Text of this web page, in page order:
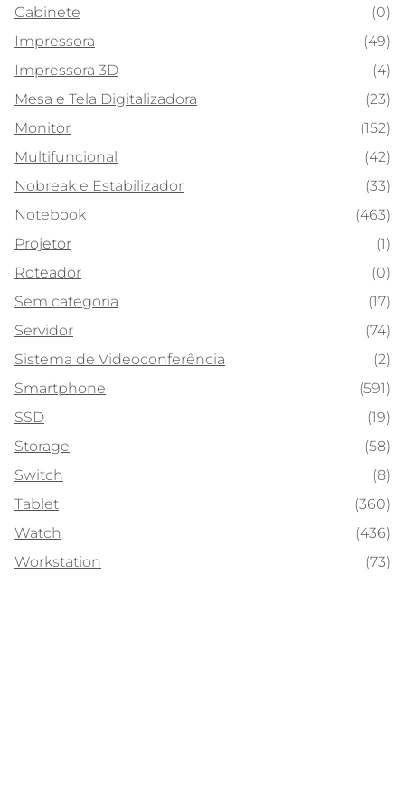
Gabinete
(0)
Impressora
(49)
Impressora 3D
(4)
Mesa e Tela Digitalizadora
(23)
Monitor
(152)
Multifuncional
(42)
Nobreak e Estabilizador
(33)
Notebook
(463)
Projetor
(1)
Roteador
(0)
Sem categoria
(17)
Servidor
(74)
Sistema de Videoconferência
(2)
Smartphone
(591)
SSD
(19)
Storage
(58)
Switch
(8)
Tablet
(360)
Watch
(436)
Workstation
(73)